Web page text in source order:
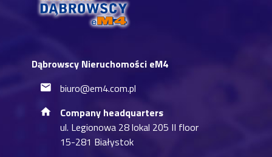
Dąbrowscy Nieruchomości eM4
biuro@em4.com.pl
Company headquarters
ul. Legionowa 28 lokal 205 II floor
15-281 Białystok